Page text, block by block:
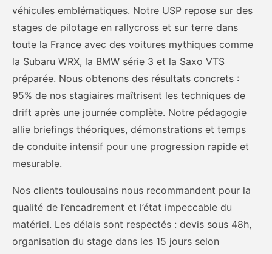
véhicules emblématiques. Notre USP repose sur des
stages de pilotage en rallycross et sur terre dans
toute la France avec des voitures mythiques comme
la Subaru WRX, la BMW série 3 et la Saxo VTS
préparée. Nous obtenons des résultats concrets :
95% de nos stagiaires maîtrisent les techniques de
drift après une journée complète. Notre pédagogie
allie briefings théoriques, démonstrations et temps
de conduite intensif pour une progression rapide et
mesurable.
Nos clients toulousains nous recommandent pour la
qualité de l’encadrement et l’état impeccable du
matériel. Les délais sont respectés : devis sous 48h,
organisation du stage dans les 15 jours selon